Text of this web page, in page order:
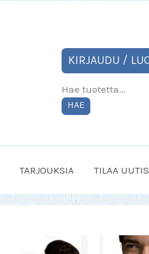
KIRJAUDU /
Hae tuotetta...
HAE
TARJOUKSIA TILAA